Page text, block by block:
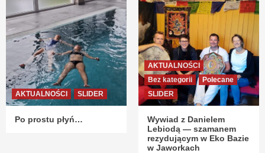
AKTUALNOŚCI SLIDER
Po prostu płyń…
AKTUALNOŚCI
Bez kategorii
Polecane
SLIDER
Wywiad z Danielem
Lebiodą — szamanem
rezydującym w Eko Bazie
w Jaworkach